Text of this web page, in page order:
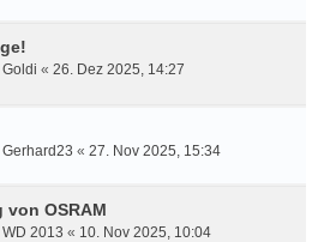
Goldi « 26. Dez 2025, 14:27
Gerhard23 « 27. Nov 2025, 15:34
von OSRAM
WD 2013 « 10. Nov 2025, 10:04